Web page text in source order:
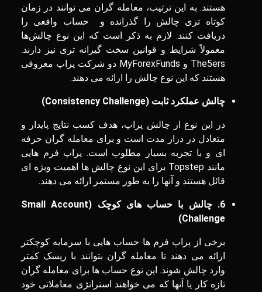
هستند. به این ترتیب، معامله گران می توانند در زمان
کوتاه ‌تری چالش را گذرانده و حساب واقعی را
دریافت کنند. لازم به ذکر است که این نوع چالش‌ها
معمولاً شرایط و قوانین سخت گیرانه ‌تری نیز دارند.
The5ers و MyForexFunds دو شرکت پراپ معروفی
هستند که این نوع چالش را ارائه می ‌دهند.
چالش عملکرد ثابت (Consistency Challenge
)
در این نوع از چالش پراپ، هدف کسب نتایج پایدار و
متعادل در دراز مدت است و برای معامله ‌گران حرفه
‌ای و با تجربه بسیار مطلوب است. پراپ فرم ‌هایی
مانند Topstep برای این نوع چالش ‌ها اهمیت ویژه ای
قائل هستند و آنها را به طور مستمر ارائه می دهند.
6. چالش با حساب‌ های کوچک (Small Account
Challenge
)
برخی از پراپ فرم‌ ها حساب‌ هایی با سرمایه‌ کوچکتر
ارائه می ‌دهند تا معامله ‌گران بتوانند با ریسک کمتر
وارد چالش شوند. این نوع حساب‌ ها برای معامله‌ گران
تازه کار یا آنها که می ‌خواهند استراتژی معاملاتی خود